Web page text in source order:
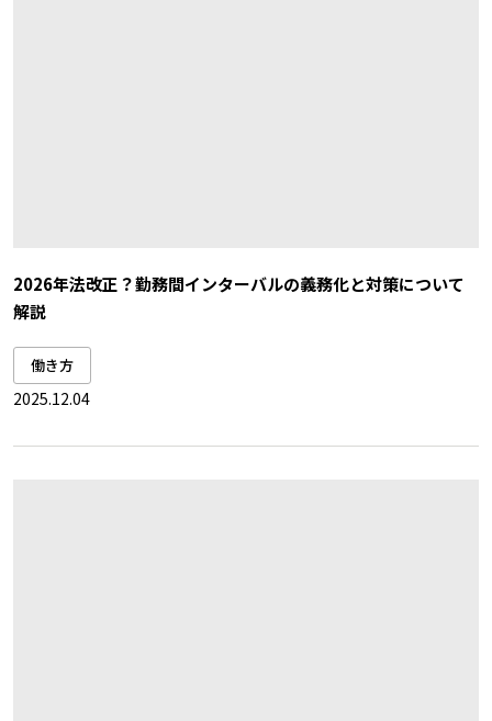
2026年法改正？勤務間インターバルの義務化と対策について
解説
働き方
2025.12.04